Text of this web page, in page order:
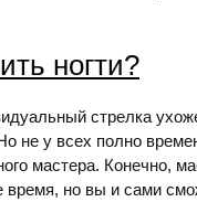
ногти?
стрелка
не у всех полно
мастера. Конечно,
но вы и сами